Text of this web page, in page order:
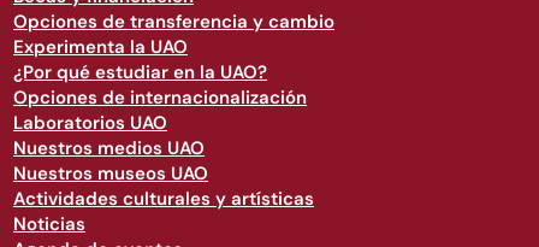
Opciones de transferencia y cambio
Experimenta la UAO
¿Por qué estudiar en la UAO?
Opciones de internacionalización
Laboratorios UAO
Nuestros medios UAO
Nuestros museos UAO
Actividades culturales y artísticas
Noticias